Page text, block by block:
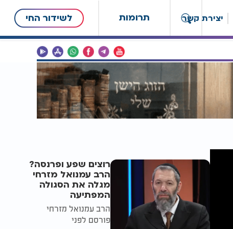
תרומות לשידור החי יצירת קשר
רוצים שפע ופרנסה?
הרב עמנואל מזרחי
מגלה את הסגולה
המפתיעה
הרב עמנואל מזרחי
פורסם לפני